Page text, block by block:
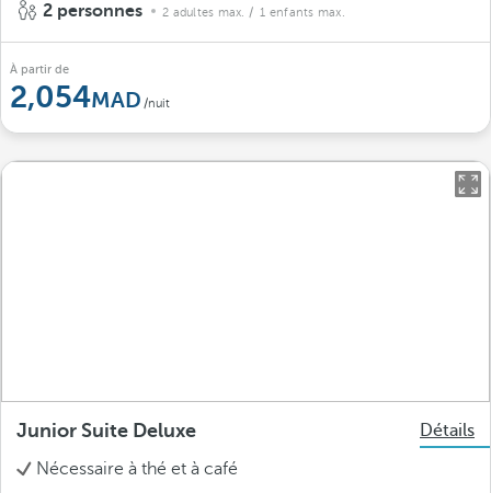
2 personnes 2 adultes max. / 1 enfants max.
À partir de
2,054 /nuit
Junior Suite Deluxe
Détails
Nécessaire à thé et à café